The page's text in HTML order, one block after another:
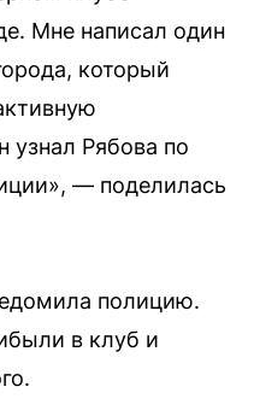
Мне написал один
который
Рябова по
— поделилась
полицию.
в клуб и